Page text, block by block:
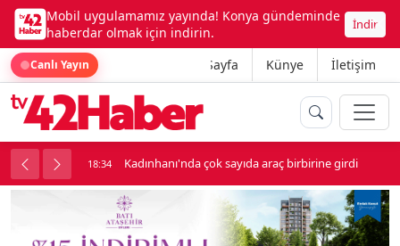
Mobil uygulamamız yayında! Konya gündeminde
haberdar olmak için indirin.
İndir
Canlı Yayın Ana Sayfa Künye İletişim
soygun 18:34 Kadınhanı'nda çok sayıda araç birbirine girdi